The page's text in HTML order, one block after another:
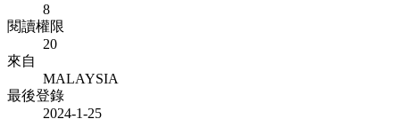
8
閱讀權限
20
來自
MALAYSIA
最後登錄
2024-1-25